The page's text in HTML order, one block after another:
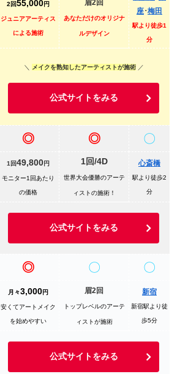
2回55,000円
ジュニアアーティス
による施術
眉2回
あなただけのオリジナ
ルデザイン
座･梅田
駅より徒歩1
分
＼ メイクを熟知したアーティストが施術／
公式サイトをみる
◎ ◎ 〇
1回49,800円
モニター1回あたり
の価格
1回/4D
世界大会優勝のアーテ
ィストの施術！
心斎橋
駅より徒歩2
分
公式サイトをみる
◎ 〇 〇
月々3,000円
安くてアートメイク
を始めやすい
眉2回
トップレベルのアーテ
ィストが施術
新宿
新宿駅より徒
歩5分
公式サイトをみる